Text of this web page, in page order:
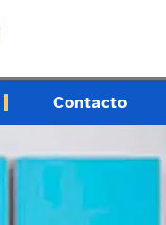
Contacto